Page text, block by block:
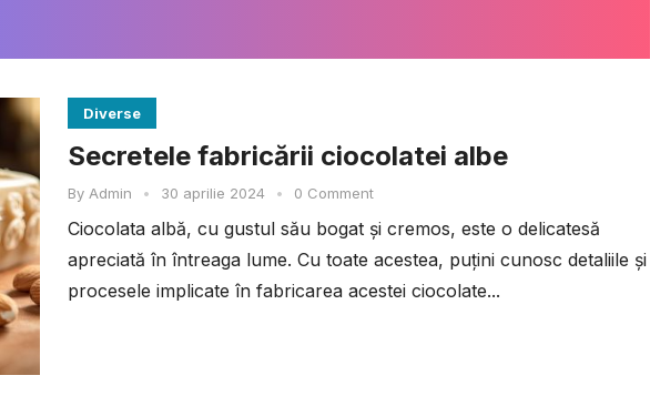
Diverse
Secretele fabricării ciocolatei albe
By Admin • 30 aprilie 2024 • 0 Comment
Ciocolata albă, cu gustul său bogat și cremos, este o delicatesă
apreciată în întreaga lume. Cu toate acestea, puțini cunosc detaliile și
procesele implicate în fabricarea acestei ciocolate...